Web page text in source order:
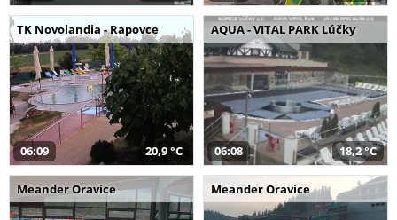
TK Novolandia - Rapovce
06:09 20,9 °C
AQUA - VITAL PARK Lúčky
06:08 18,2 °C
Meander Oravice Meander Oravice